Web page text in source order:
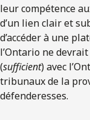
leur compétence
d’un lien clair et
d’accéder à une
l’Ontario ne
(sufficient) avec
tribunaux de la
défenderesses.